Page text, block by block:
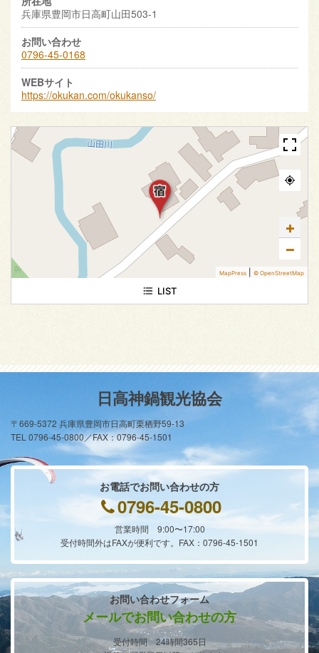
兵庫県豊岡市日高町山田503-1
お問い合わせ
0796-45-0168
WEBサイト
https://okukan.com/okukanso/
1 Result
+
−
MapPress © OpenStreetMap
LIST
日高神鍋観光協会
〒669-5372 兵庫県豊岡市日高町栗栖野59-13
TEL 0796-45-0800／FAX：0796-45-1501
お電話でお問い合わせの方
0796-45-0800
営業時間 9:00〜17:00
受付時間外はFAXが便利です。FAX：0796-45-1501
お問い合わせフォーム
メールでお問い合わせの方
受付時間 24時間365日